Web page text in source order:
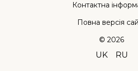
Контактна
Повна версія
© 2026
UK RU